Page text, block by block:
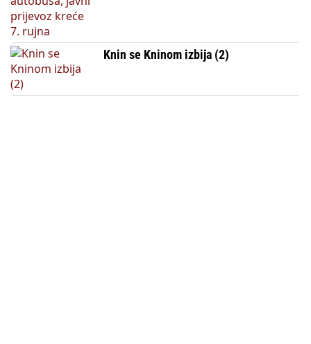
Knin se Kninom izbija (2)